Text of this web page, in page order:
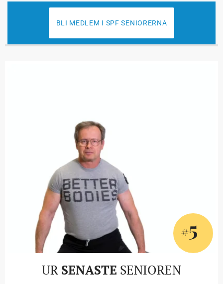
BLI MEDLEM I SPF SENIORERNA
#5
UR SENASTE SENIOREN